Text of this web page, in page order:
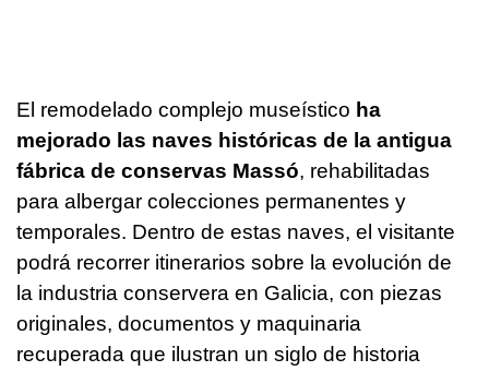
El remodelado complejo museístico ha
mejorado las naves históricas de la antigua
fábrica de conservas Massó, rehabilitadas
para albergar colecciones permanentes y
temporales. Dentro de estas naves, el visitante
podrá recorrer itinerarios sobre la evolución de
la industria conservera en Galicia, con piezas
originales, documentos y maquinaria
recuperada que ilustran un siglo de historia